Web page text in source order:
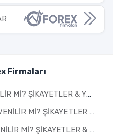
Firmaları
& YORUMLAR 2026
ŞIKAYETLER & YORUMLAR 2026
ŞIKAYETLER & YORUMLAR 2026